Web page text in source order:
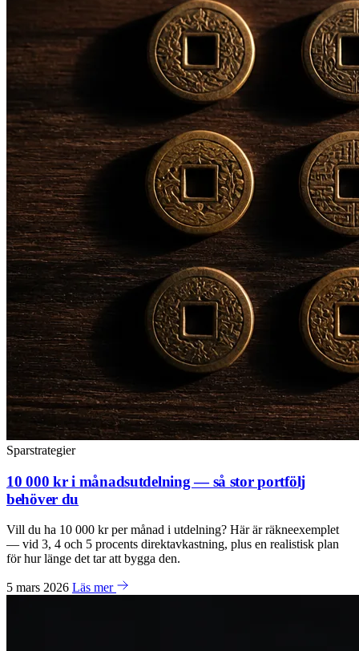
Sparstrategier
10 000 kr i månadsutdelning — så stor portfölj
behöver du
Vill du ha 10 000 kr per månad i utdelning? Här är räkneexemplet
— vid 3, 4 och 5 procents direktavkastning, plus en realistisk plan
för hur länge det tar att bygga den.
5 mars 2026 Läs mer